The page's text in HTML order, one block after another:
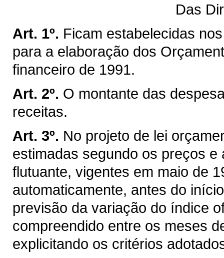
Das
Art. 1º. Ficam estabelecidas
para a elaboração dos
financeiro de 1991.
Art. 2º. O montante das
receitas.
Art. 3º. No projeto de lei
estimadas segundo os preços
flutuante, vigentes em maio de
automaticamente, antes do
previsão da variação do índice
compreendido entre os meses
explicitando os critérios